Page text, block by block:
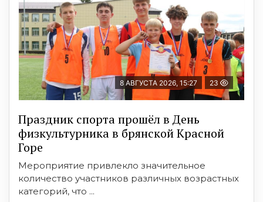
8 АВГУСТА 2026, 15:27 23
Праздник спорта прошёл в День
физкультурника в брянской Красной
Горе
Мероприятие привлекло значительное
количество участников различных возрастных
категорий, что ...